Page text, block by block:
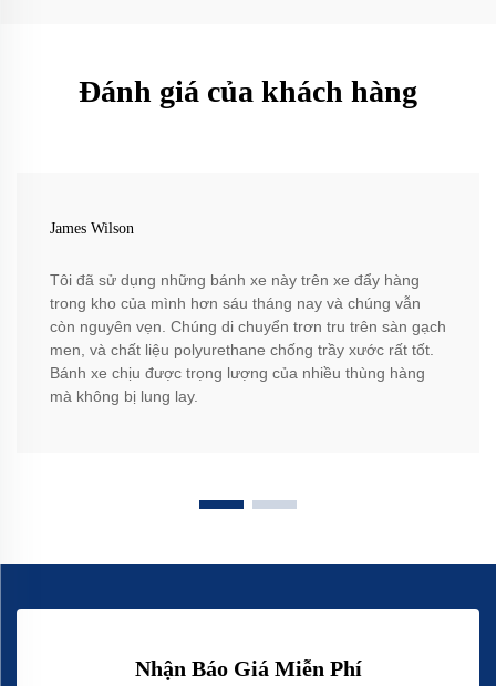
Đánh giá của khách hàng
James Wilson
Tôi đã sử dụng những bánh xe này trên xe đẩy hàng
trong kho của mình hơn sáu tháng nay và chúng vẫn
còn nguyên vẹn. Chúng di chuyển trơn tru trên sàn gạch
men, và chất liệu polyurethane chống trầy xước rất tốt.
Bánh xe chịu được trọng lượng của nhiều thùng hàng
mà không bị lung lay.
Nhận Báo Giá Miễn Phí